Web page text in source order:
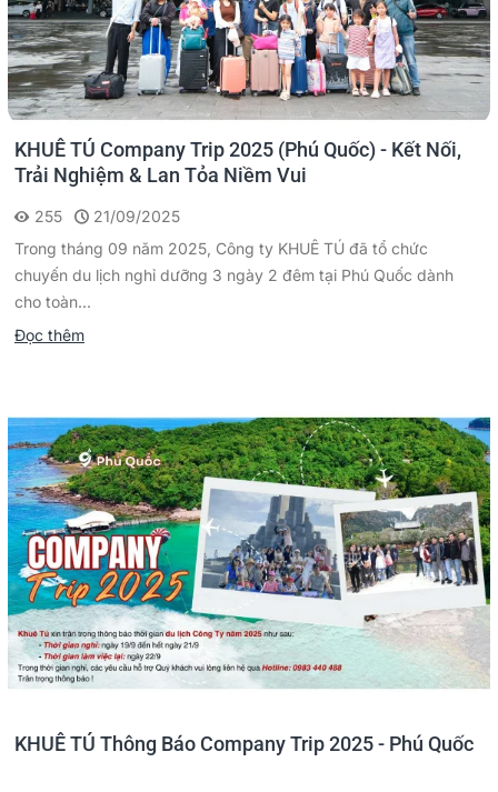
KHUÊ TÚ Company Trip 2025 (Phú Quốc) - Kết Nối,
Trải Nghiệm & Lan Tỏa Niềm Vui
255
21/09/2025
Trong tháng 09 năm 2025, Công ty KHUÊ TÚ đã tổ chức
chuyến du lịch nghỉ dưỡng 3 ngày 2 đêm tại Phú Quốc dành
cho toàn...
Đọc thêm
KHUÊ TÚ Thông Báo Company Trip 2025 - Phú Quốc